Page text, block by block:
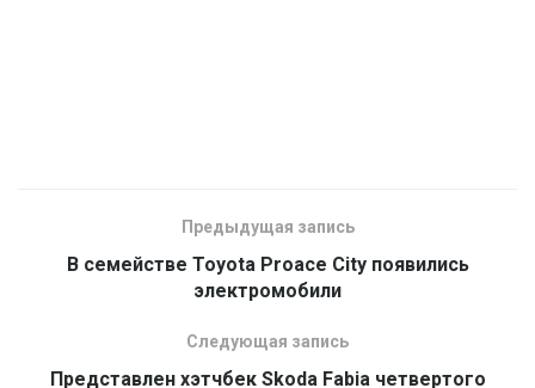
Предыдущая запись
В семействе Toyota Proace City появились
электромобили
Следующая запись
Представлен хэтчбек Skoda Fabia четвертого